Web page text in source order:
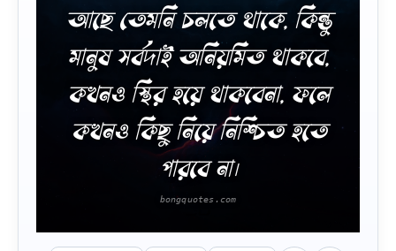
আছে তেমনি চলতে থাকে, কিন্তু
মানুষ সর্বদাই অনিয়মিত থাকবে,
কখনও স্থির হয়ে থাকবেনা, ফলে
কখনও কিছু নিয়ে নিশ্চিত হতে
পারবে না।